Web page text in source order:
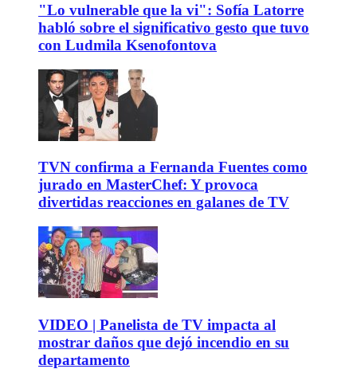
"Lo vulnerable que la vi": Sofía Latorre
habló sobre el significativo gesto que tuvo
con Ludmila Ksenofontova
TVN confirma a Fernanda Fuentes como
jurado en MasterChef: Y provoca
divertidas reacciones en galanes de TV
VIDEO | Panelista de TV impacta al
mostrar daños que dejó incendio en su
departamento